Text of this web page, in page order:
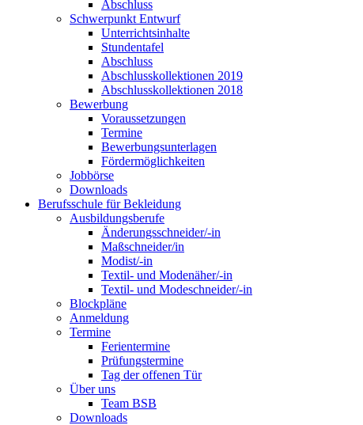
Abschluss
Schwerpunkt Entwurf
Unterrichtsinhalte
Stundentafel
Abschluss
Abschlusskollektionen 2019
Abschlusskollektionen 2018
Bewerbung
Voraussetzungen
Termine
Bewerbungsunterlagen
Fördermöglichkeiten
Jobbörse
Downloads
Berufsschule für Bekleidung
Ausbildungsberufe
Änderungsschneider/-in
Maßschneider/in
Modist/-in
Textil- und Modenäher/-in
Textil- und Modeschneider/-in
Blockpläne
Anmeldung
Termine
Ferientermine
Prüfungstermine
Tag der offenen Tür
Über uns
Team BSB
Downloads